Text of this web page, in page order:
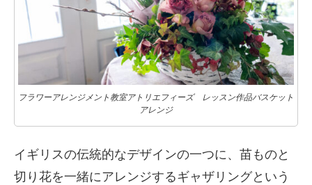
フラワーアレンジメント教室アトリエフィーズ レッスン作品バスケット
アレンジ
イギリスの伝統的なデザインの一つに、苗ものと
切り花を一緒にアレンジするギャザリングという